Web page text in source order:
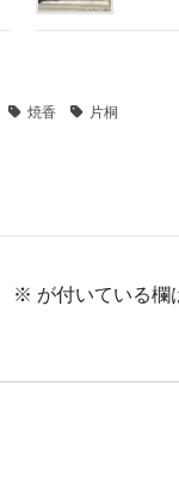
焼香 片桐
※ が付いている欄